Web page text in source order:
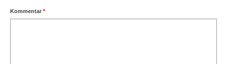
Kommentar *